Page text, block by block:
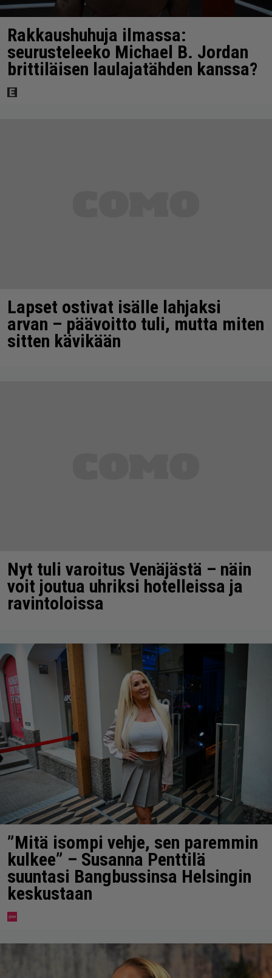
Rakkaushuhuja ilmassa:
seurusteleeko Michael B. Jordan
brittiläisen laulajatähden kanssa?
Lapset ostivat isälle lahjaksi
arvan – päävoitto tuli, mutta miten
sitten kävikään
Nyt tuli varoitus Venäjästä – näin
voit joutua uhriksi hotelleissa ja
ravintoloissa
”Mitä isompi vehje, sen paremmin
kulkee” – Susanna Penttilä
suuntasi Bangbussinsa Helsingin
keskustaan